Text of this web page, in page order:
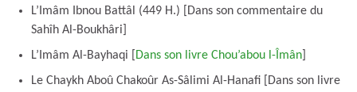
L’Imâm Ibnou Battâl (449 H.) [Dans son commentaire du
Sahîh Al-Boukhâri]
L’Imâm Al-Bayhaqi [
Dans son livre Chou’abou l-Îmân
Le Chaykh Aboû Chakoûr As-Sâlimi Al-Hanafi [Dans son livre